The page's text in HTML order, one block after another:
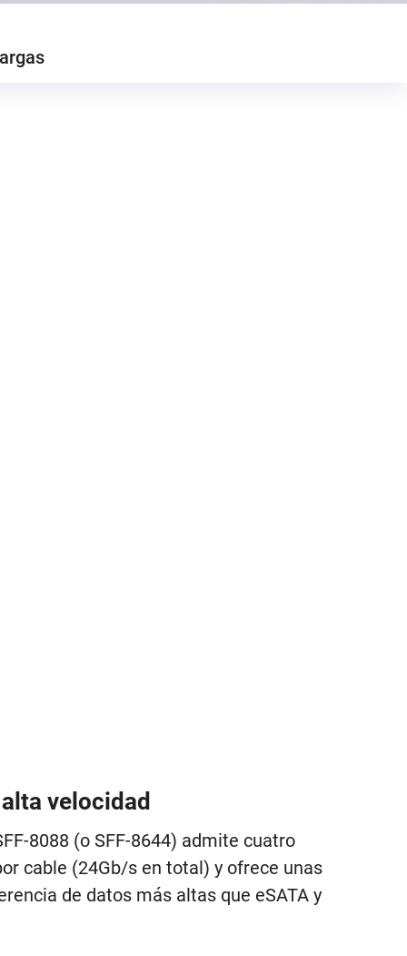
velocidad
8088 (o SFF-8644) admite cuatro
cable (24Gb/s en total) y ofrece unas
de datos más altas que eSATA y